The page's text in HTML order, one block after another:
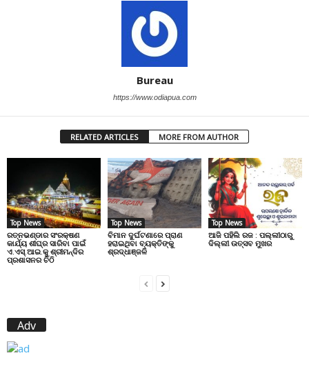
Bureau
https://www.odiapua.com
RELATED ARTICLES MORE FROM AUTHOR
Top News
ରତ୍ନଭଣ୍ଡାର ସଂରକ୍ଷଣ
କାର୍ଯ୍ୟ ଶୀଘ୍ର ସାରିବା ପାଇଁ
ଏ.ଏସ୍.ଆଇ.କୁ ଶ୍ରୀମନ୍ଦିର
ପ୍ରଶାସନର ଚିଠି
Top News
ବିମାନ ଦୁର୍ଘଟଣାରେ ପ୍ରାଣ
ହରାଇଥିବା ବ୍ୟକ୍ତିଙ୍କୁ
ଶ୍ରଦ୍ଧାଞ୍ଜଳି
Top News
ଆଜି ପହିଲି ରଜ : ପଲ୍ଲୀଠାରୁ
ଦିଲ୍ଲୀ ଉତ୍ସବ ମୁଖର
Adv